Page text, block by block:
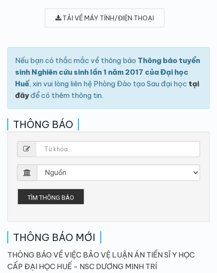
TẢI VỀ MÁY TÍNH/ĐIỆN THOẠI
Nếu bạn có thắc mắc về thông báo Thông báo tuyển
sinh Nghiên cứu sinh lần 1 năm 2017 của Đại học
Huế, xin vui lòng liên hệ Phòng Đào tạo Sau đại học tại
đây để có thêm thông tin.
THÔNG BÁO
TÌM THÔNG BÁO
THÔNG BÁO MỚI
THÔNG BÁO VỀ VIỆC BẢO VỆ LUẬN ÁN TIẾN SĨ Y HỌC
CẤP ĐẠI HỌC HUẾ - NSC DƯƠNG MINH TRÍ